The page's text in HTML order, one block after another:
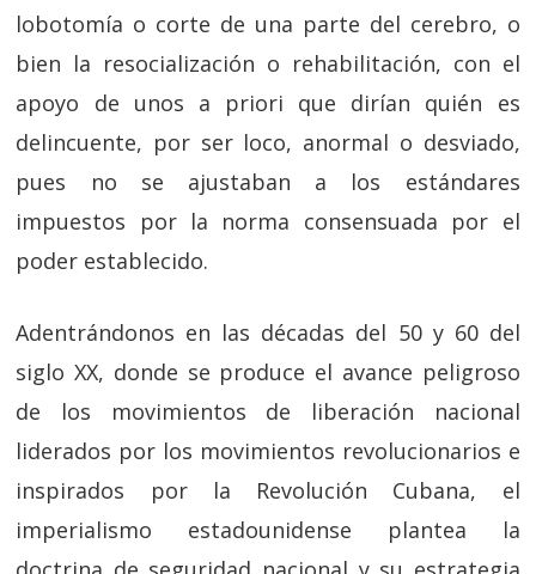
lobotomía o corte de una parte del cerebro, o
bien la resocialización o rehabilitación, con el
apoyo de unos a priori que dirían quién es
delincuente, por ser loco, anormal o desviado,
pues no se ajustaban a los estándares
impuestos por la norma consensuada por el
poder establecido.
Adentrándonos en las décadas del 50 y 60 del
siglo XX, donde se produce el avance peligroso
de los movimientos de liberación nacional
liderados por los movimientos revolucionarios e
inspirados por la Revolución Cubana, el
imperialismo estadounidense plantea la